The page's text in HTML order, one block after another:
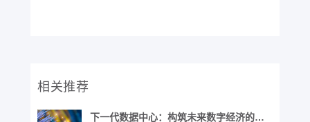
相关推荐
下一代数据中心：构筑未来数字经济的基